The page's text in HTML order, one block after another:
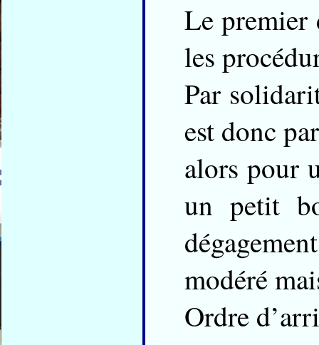
Le premier
les
Par
est donc
alors pour
un petit
modéré
Ordre